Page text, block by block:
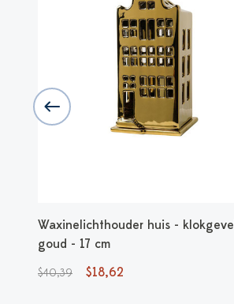
Waxinelichthouder huis -
goud - 17 cm
$40,39 $18,62